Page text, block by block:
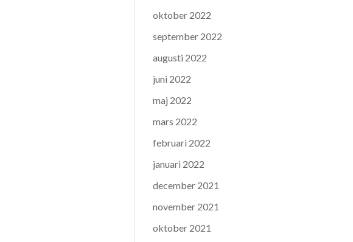
oktober 2022
september 2022
augusti 2022
juni 2022
maj 2022
mars 2022
februari 2022
januari 2022
december 2021
november 2021
oktober 2021